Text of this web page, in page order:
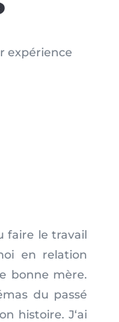
expérience
faire le travail
en relation
bonne mère.
du passé
histoire. J‘ai